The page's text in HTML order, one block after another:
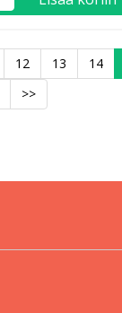
12 13 14
>>